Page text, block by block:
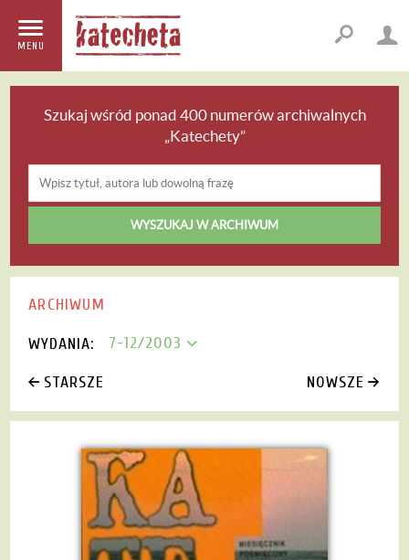
MENU
Szukaj wśród ponad 400 numerów archiwalnych
„Katechety”
ARCHIWUM
WYDANIA: 7-12/2003
STARSZE NOWSZE